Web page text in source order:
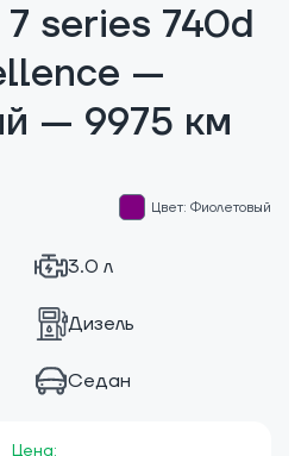
series 740d
—
— 9975 км
Цвет: Фиолетовый
3.0 л
Дизель
Седан
Цена: